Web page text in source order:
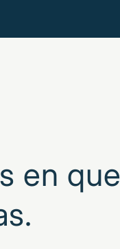
en